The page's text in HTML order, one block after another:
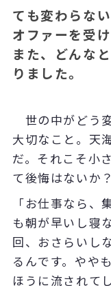
ても変わらな
オファーを受
また、どんな
りました。
世の中がどう
大切なこと。天
だ。それこそ小
て後悔はないか
「お仕事なら、
も朝が早いし寝
回、おさらいし
るんです。やや
ほうに流されて